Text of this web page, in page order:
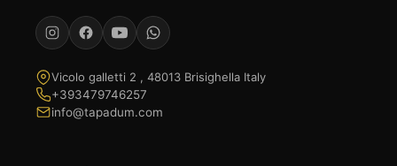
Vicolo galletti 2 , 48013 Brisighella Italy
+393479746257
info@tapadum.com